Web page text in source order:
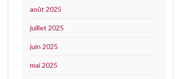
août 2025
juillet 2025
juin 2025
mai 2025